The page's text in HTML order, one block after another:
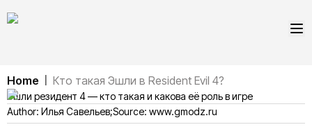
Home Кто такая Эшли в Resident Evil 4?
Эшли резидент 4 — кто такая и какова её роль в игре
Author: Илья Савельев;Source: www.gmodz.ru